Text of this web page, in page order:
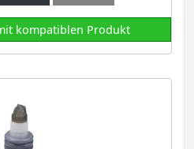
kompatiblen Produkt